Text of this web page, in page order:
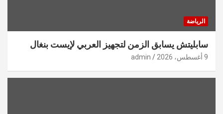
الرياضة
سابليتش يسابق الزمن لتجهيز العربي لإيست بنغال
9 أغسطس، 2026 admin